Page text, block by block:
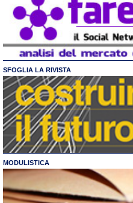
SFOGLIA LA RIVISTA
MODULISTICA